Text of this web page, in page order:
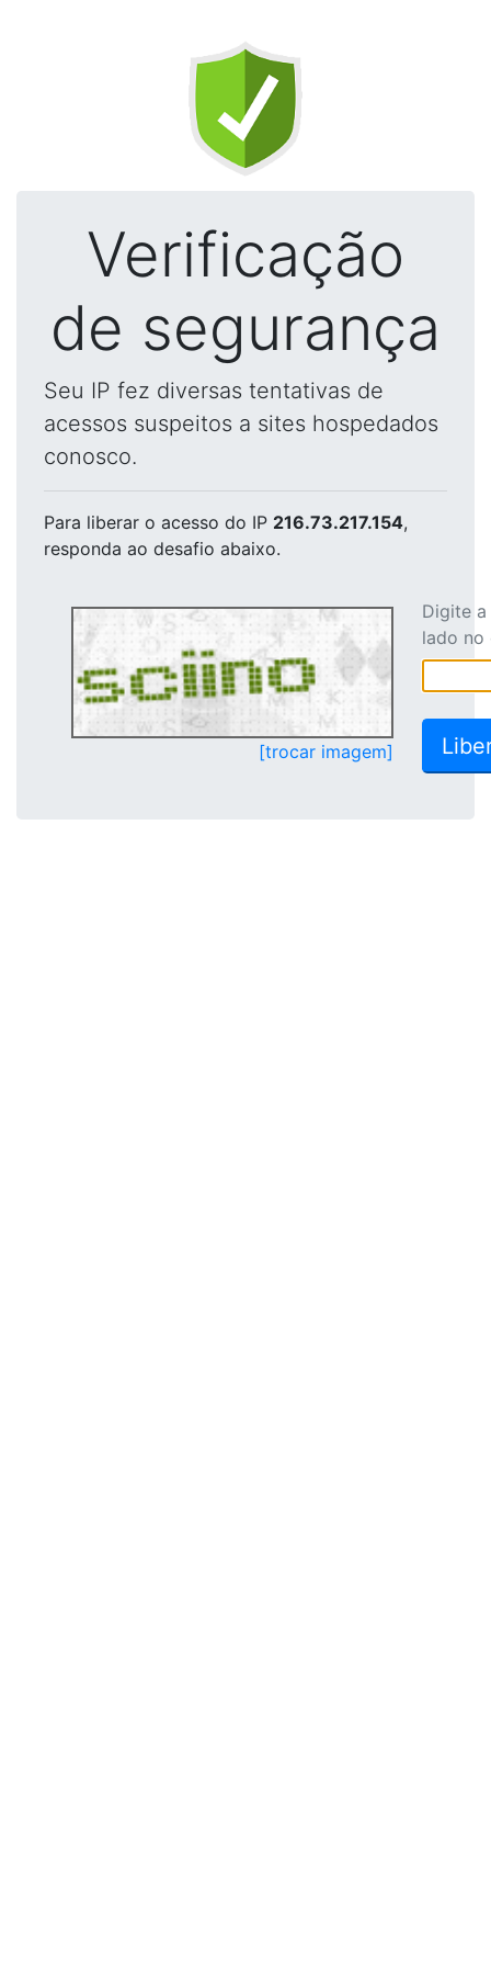
Verificação
de segurança
Seu IP fez diversas tentativas de
acessos suspeitos a sites hospedados
conosco.
Para liberar o acesso do IP 216.73.217.154,
responda ao desafio abaixo.
[trocar imagem]
Digite
lado no